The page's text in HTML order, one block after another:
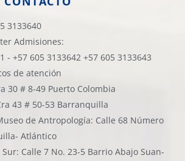
3133640
Admisiones:
- +57 605 3133642 +57 605 3133643
de atención
30 # 8-49 Puerto Colombia
43 # 50-53 Barranquilla
de Antropología: Calle 68 Número
Atlántico
Calle 7 No. 23-5 Barrio Abajo Suan-